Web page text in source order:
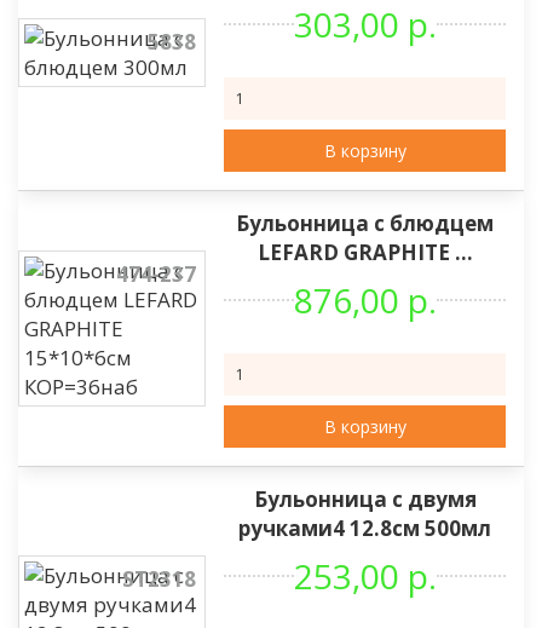
5838 303,00 р.
В корзину
474-237
Бульонница с блюдцем
LEFARD GRAPHITE ...
876,00 р.
В корзину
ST2318
Бульонница с двумя
ручками4 12.8см 500мл
253,00 р.